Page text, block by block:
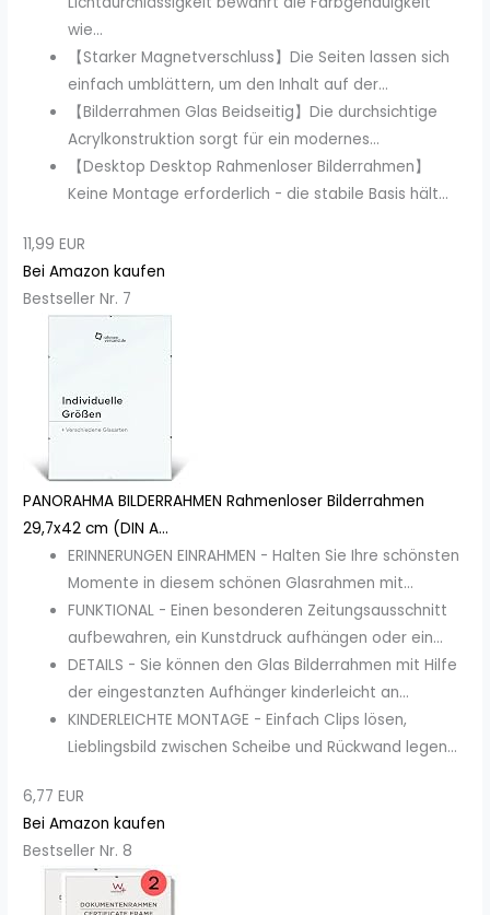
wie...
【Starker Magnetverschluss】Die Seiten lassen sich
einfach umblättern, um den Inhalt auf der...
【Bilderrahmen Glas Beidseitig】Die durchsichtige
Acrylkonstruktion sorgt für ein modernes...
【Desktop Desktop Rahmenloser Bilderrahmen】
Keine Montage erforderlich - die stabile Basis hält...
11,99 EUR
Bei Amazon kaufen
Bestseller Nr. 7
PANORAHMA BILDERRAHMEN Rahmenloser Bilderrahmen
29,7x42 cm (DIN A...
ERINNERUNGEN EINRAHMEN - Halten Sie Ihre schönsten
Momente in diesem schönen Glasrahmen mit...
FUNKTIONAL - Einen besonderen Zeitungsausschnitt
aufbewahren, ein Kunstdruck aufhängen oder ein...
DETAILS - Sie können den Glas Bilderrahmen mit Hilfe
der eingestanzten Aufhänger kinderleicht an...
KINDERLEICHTE MONTAGE - Einfach Clips lösen,
Lieblingsbild zwischen Scheibe und Rückwand legen...
6,77 EUR
Bei Amazon kaufen
Bestseller Nr. 8